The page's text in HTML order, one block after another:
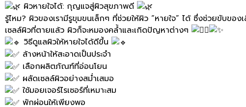
ผิวหายใจได้: กุญแจสู่ผิวสุขภาพดี
รู้ไหม? ผิวของเรามีรูขุมขนเล็กๆ ที่ช่วยให้ผิว “หายใจ” ได้ ซึ่งช่วยขับข
เซลล์ผิวที่ตายแล้ว ผิวก็จะหมองคล้ำและเกิดปัญหาต่างๆ
วิธีดูแลผิวให้หายใจได้ดีขึ้น
ล้างหน้าให้สะอาดเป็นประจำ
เลือกผลิตภัณฑ์ที่อ่อนโยน
ผลัดเซลล์ผิวอย่างสม่ำเสมอ
ใช้มอยเจอร์ไรเซอร์ที่เหมาะสม
พักผ่อนให้เพียงพอ